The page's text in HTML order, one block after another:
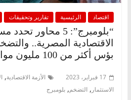
اقتصاد الرئيسية تقارير وتحقيقات
“بلومبرج”: 5 محاور
الاقتصادية المصرية..
بؤس أكثر من 100 مليون مواطن
17 فبراير، 2023 الأزمة الاقتصادية,
الاستثمار , التضخم, بلومبرج